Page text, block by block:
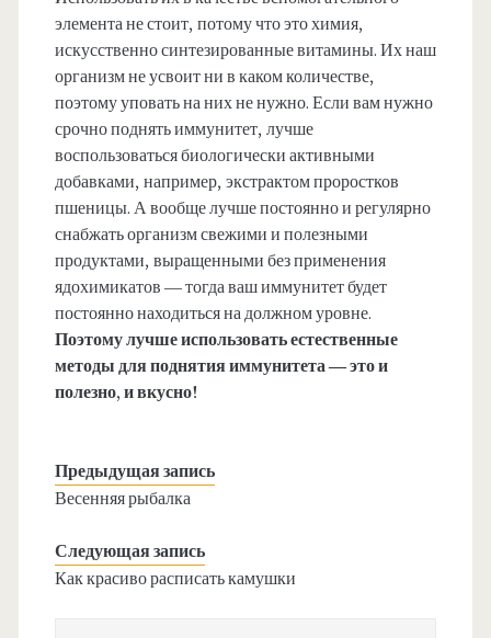
элемента не стоит, потому что это химия,
искусственно синтезированные витамины. Их наш
организм не усвоит ни в каком количестве,
поэтому уповать на них не нужно. Если вам нужно
срочно поднять иммунитет, лучше
воспользоваться биологически активными
добавками, например, экстрактом проростков
пшеницы. А вообще лучше постоянно и регулярно
снабжать организм свежими и полезными
продуктами, выращенными без применения
ядохимикатов — тогда ваш иммунитет будет
постоянно находиться на должном уровне.
Поэтому лучше использовать естественные
методы для поднятия иммунитета — это и
полезно, и вкусно!
Предыдущая запись
Весенняя рыбалка
Следующая запись
Как красиво расписать камушки